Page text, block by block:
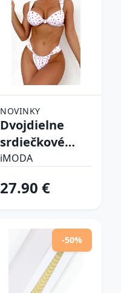
NOVINKY
Dvojdielne
srdiečkové
plavky
iMODA
27.90 €
-50%